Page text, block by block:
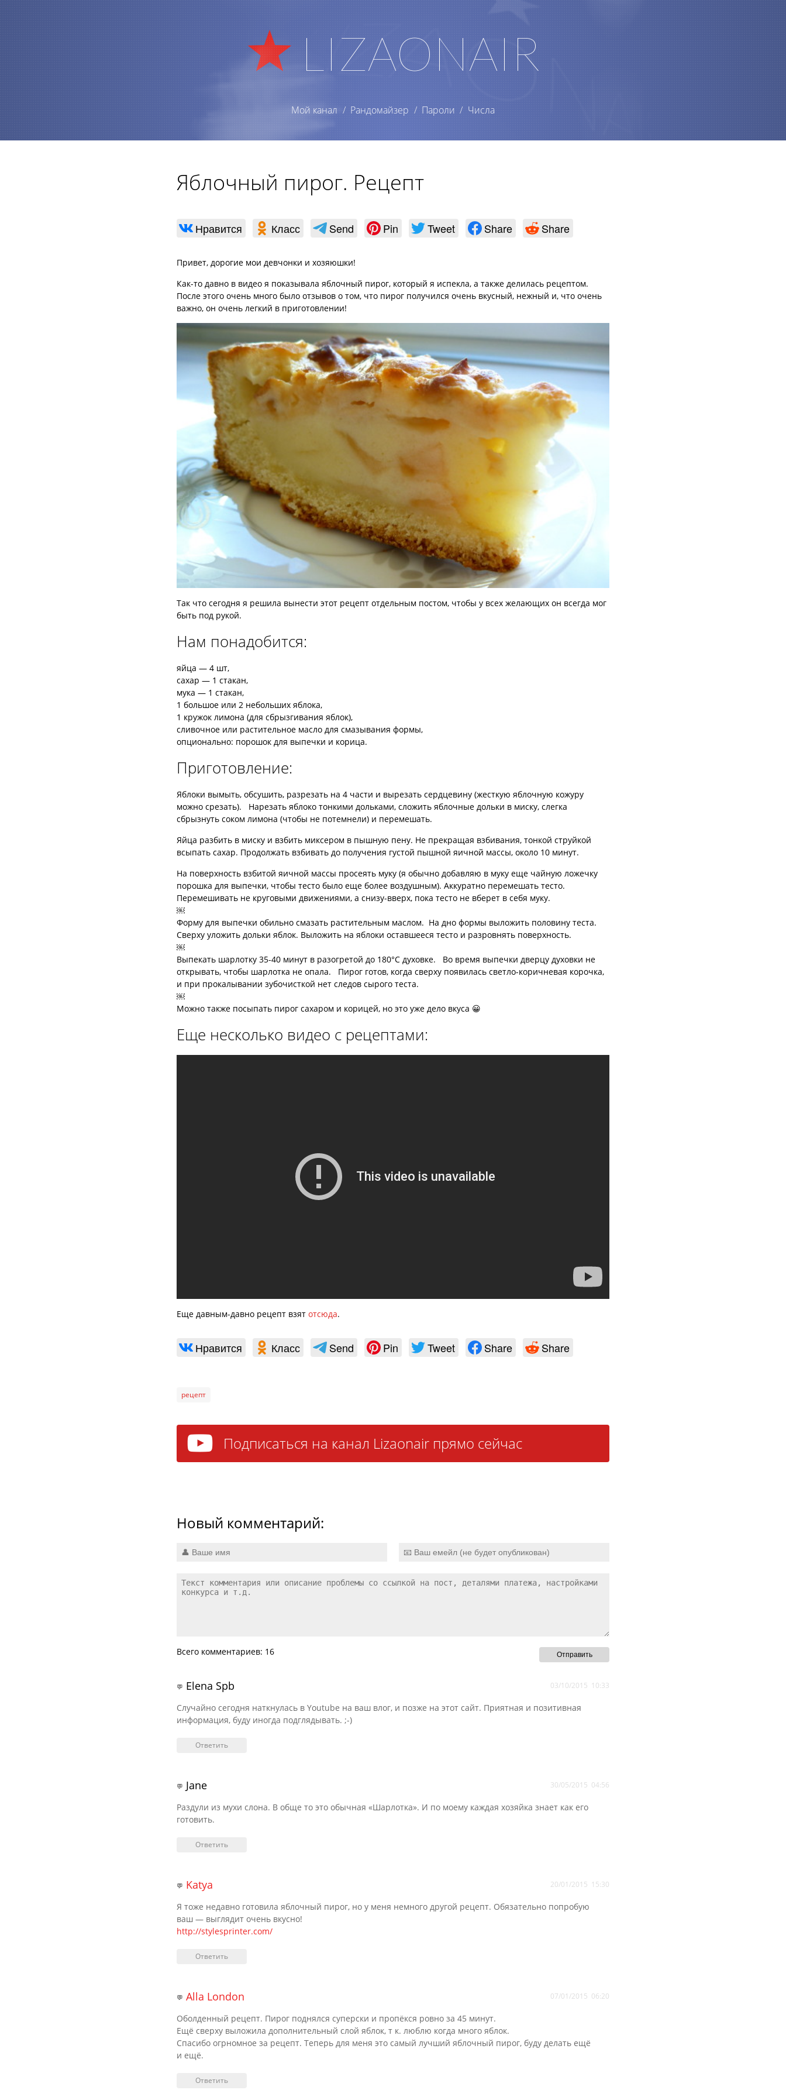
LIZAONAIR
Мой канал Рандомайзер Пароли Числа
Яблочный пирог. Рецепт
Нравится Класс Send Pin Tweet Share Share
Привет, дорогие мои девчонки и хозяюшки!
Как-то давно в видео я показывала яблочный пирог, который я испекла, а также делилась рецептом.
После этого очень много было отзывов о том, что пирог получился очень вкусный, нежный и, что очень
важно, он очень легкий в приготовлении!
Так что сегодня я решила вынести этот рецепт отдельным постом, чтобы у всех желающих он всегда мог
быть под рукой.
Нам понадобится:
яйца — 4 шт,
сахар — 1 стакан,
мука — 1 стакан,
1 большое или 2 небольших яблока,
1 кружок лимона (для сбрызгивания яблок),
сливочное или растительное масло для смазывания формы,
опционально: порошок для выпечки и корица.
Приготовление:
Яблоки вымыть, обсушить, разрезать на 4 части и вырезать сердцевину (жесткую яблочную кожуру
можно срезать). Нарезать яблоко тонкими дольками, сложить яблочные дольки в миску, слегка
сбрызнуть соком лимона (чтобы не потемнели) и перемешать.
Яйца разбить в миску и взбить миксером в пышную пену. Не прекращая взбивания, тонкой струйкой
всыпать сахар. Продолжать взбивать до получения густой пышной яичной массы, около 10 минут.
На поверхность взбитой яичной массы просеять муку (я обычно добавляю в муку еще чайную ложечку
порошка для выпечки, чтобы тесто было еще более воздушным). Аккуратно перемешать тесто.
Перемешивать не круговыми движениями, а снизу-вверх, пока тесто не вберет в себя муку.
￼
Форму для выпечки обильно смазать растительным маслом. На дно формы выложить половину теста.
Сверху уложить дольки яблок. Выложить на яблоки оставшееся тесто и разровнять поверхность.
￼
Выпекать шарлотку 35-40 минут в разогретой до 180°С духовке. Во время выпечки дверцу духовки не
открывать, чтобы шарлотка не опала. Пирог готов, когда сверху появилась светло-коричневая корочка,
и при прокалывании зубочисткой нет следов сырого теста.
￼
Можно также посыпать пирог сахаром и корицей, но это уже дело вкуса 😀
Еще несколько видео с рецептами:
Еще давным-давно рецепт взят отсюда.
Нравится Класс Send Pin Tweet Share Share
рецепт
Подписаться на канал Lizaonair прямо сейчас
Новый комментарий:
Всего комментариев: 16
💬 Elena Spb 03/10/2015 10:33
Случайно сегодня наткнулась в Youtube на ваш влог, и позже на этот сайт. Приятная и позитивная
информация, буду иногда подглядывать. ;-)
Ответить
💬 Jane 30/05/2015 04:56
Раздули из мухи слона. В обще то это обычная «Шарлотка». И по моему каждая хозяйка знает как его
готовить.
Ответить
💬 Katya 20/01/2015 15:30
Я тоже недавно готовила яблочный пирог, но у меня немного другой рецепт. Обязательно попробую
ваш — выглядит очень вкусно!
http://stylesprinter.com/
Ответить
💬 Alla London 07/01/2015 06:20
Оболденный рецепт. Пирог поднялся суперски и пропёкся ровно за 45 минут.
Ещё сверху выложила дополнительный слой яблок, т к. люблю когда много яблок.
Спасибо огрномное за рецепт. Теперь для меня это самый лучший яблочный пирог, буду делать ещё
и ещё.
Ответить